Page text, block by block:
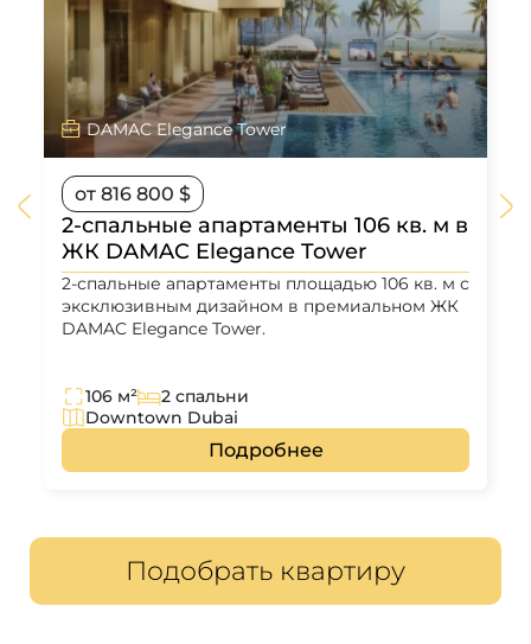
DAMAC Elegance Tower
от 816 800 $
2-спальные апартаменты 106 кв. м в
ЖК DAMAC Elegance Tower
2-спальные апартаменты площадью 106 кв. м с
эксклюзивным дизайном в премиальном ЖК
DAMAC Elegance Tower.
106 м²
2 спальни
Downtown Dubai
Подробнее
Подобрать квартиру